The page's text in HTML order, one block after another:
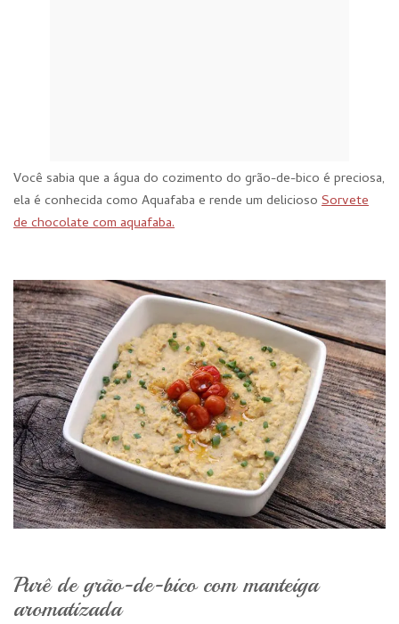
Você sabia que a água do cozimento do grão-de-bico é preciosa,
ela é conhecida como Aquafaba e rende um delicioso Sorvete
de chocolate com aquafaba.
Purê de grão-de-bico com manteiga
aromatizada